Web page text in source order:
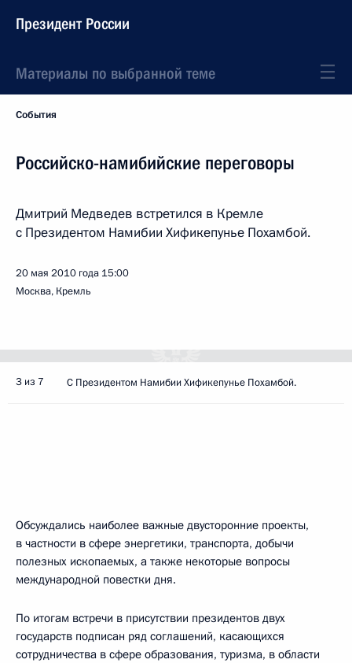
Президент России
Материалы по выбранной теме
События
Российско-намибийские переговоры
Дмитрий Медведев встретился в Кремле
с Президентом Намибии Хификепунье Похамбой.
20 мая 2010 года 15:00
Москва, Кремль
3 из 7 С Президентом Намибии Хификепунье Похамбой.
Обсуждались наиболее важные двусторонние проекты,
в частности в сфере энергетики, транспорта, добычи
полезных ископаемых, а также некоторые вопросы
международной повестки дня.
По итогам встречи в присутствии президентов двух
государств подписан ряд соглашений, касающихся
сотрудничества в сфере образования, туризма, в области